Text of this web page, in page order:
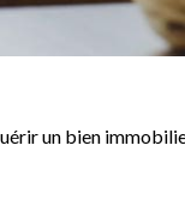
un bien